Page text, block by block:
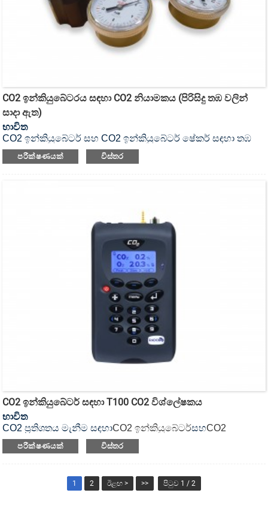
CO2 ඉන්කියුබේටරය සඳහා CO2 නියාමකය (පිරිසිදු තඹ වලින්
සාදා ඇත)
භාවිත
CO2 ඉන්කියුබේටර් සහ CO2 ඉන්කියුබේටර් ෂේකර් සඳහා තඹ
නියාමකය.
පරීක්ෂණයක් විස්තර
CO2 ඉන්කියුබේටර් සඳහා T100 CO2 විශ්ලේෂකය
භාවිත
CO2 ප්‍රතිශතය මැනීම සඳහාCO2 ඉන්කියුබේටර්සහCO2
ඉන්කියුබේටර් ෂේකර්.
පරීක්ෂණයක් විස්තර
1 2 ඊළඟ > >> පිටුව 1 / 2